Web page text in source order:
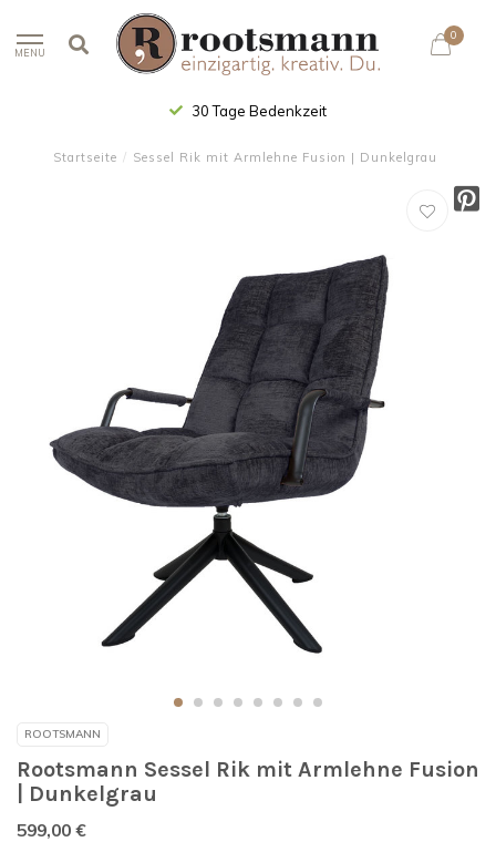
MENU
0
30 Tage Bedenkzeit
Startseite / Sessel Rik mit Armlehne Fusion | Dunkelgrau
ROOTSMANN
Rootsmann Sessel Rik mit Armlehne Fusion
| Dunkelgrau
599,00 €